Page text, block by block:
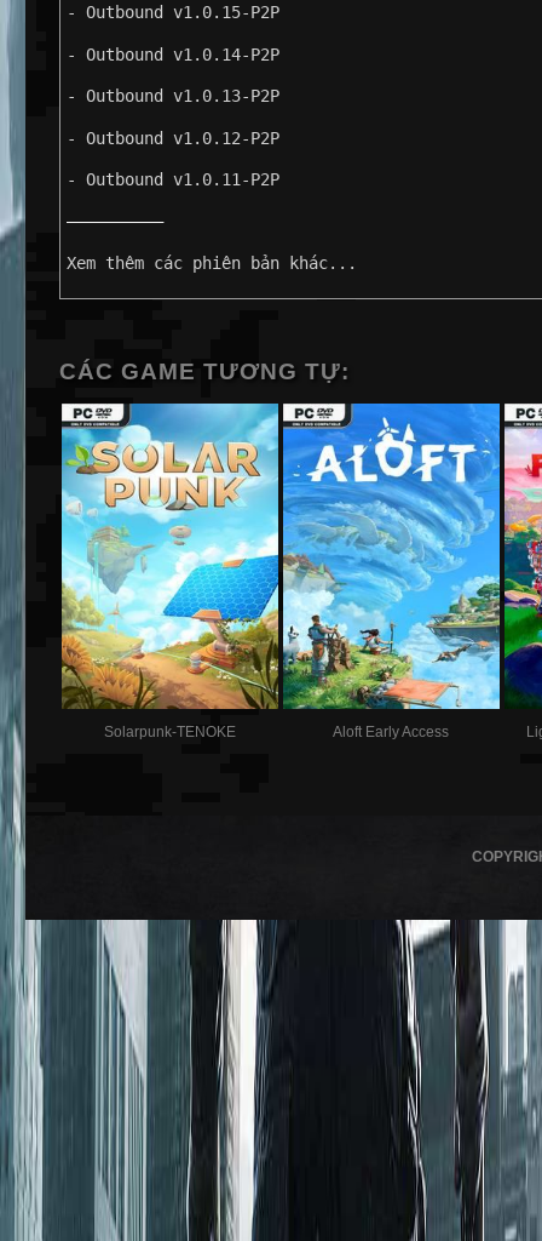
- Outbound v1.0.15-P2P
- Outbound v1.0.14-P2P
- Outbound v1.0.13-P2P
- Outbound v1.0.12-P2P
- Outbound v1.0.11-P2P
——————————
Xem thêm các phiên bản khác...
CÁC GAME TƯƠNG TỰ:
Solarpunk-TENOKE Aloft Early Access